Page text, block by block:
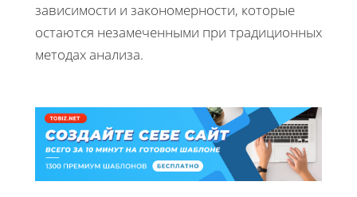
зависимости и закономерности, которые
остаются незамеченными при традиционных
методах анализа.